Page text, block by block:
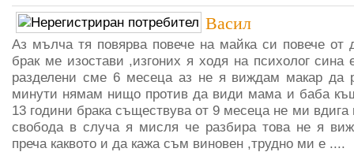
Васил
Аз мълча тя повярва повече на майка си повече от
брак ме изостави ,изгоних я ходя на психолог
разделени сме 6 месеца аз не я виждам макар да
минути нямам нищо против да види мама и баба
13 години брака съществува от 9 месеца не ми
свобода в случа я мисля че разбира това не я
преча каквото и да кажа съм виновен ,трудно ми е ....